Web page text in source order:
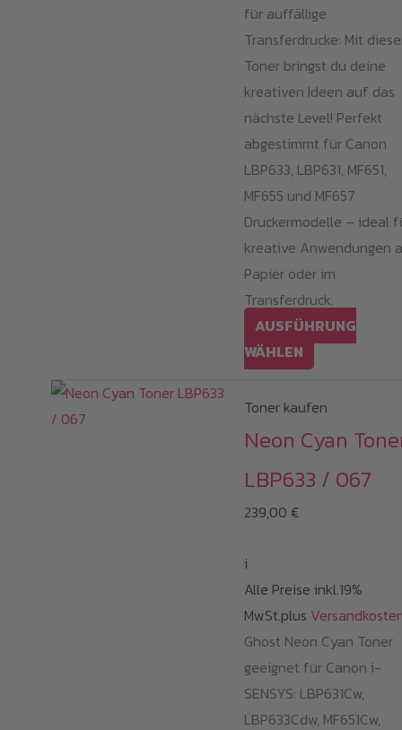
für auffällige
Transferdrucke: Mit
Toner bringst du deine
kreativen Ideen auf das
nächste Level! Perfekt
abgestimmt für Canon
LBP633, LBP631, MF651,
MF655 und MF657
Druckermodelle – ideal
kreative Anwendungen
Papier oder im
Transferdruck.
AUSFÜHRUNG
WÄHLEN
weist
mehrere
Varianten
auf.
auf
der
Produktseite
gewählt
werden
Toner kaufen
Neon Cyan
LBP633 / 067
239,00 €
i
Alle Preise inkl.19%
MwSt.plus
Ghost Neon Cyan Toner
geeignet für Canon i-
SENSYS: LBP631Cw,
LBP633Cdw, MF651Cw,